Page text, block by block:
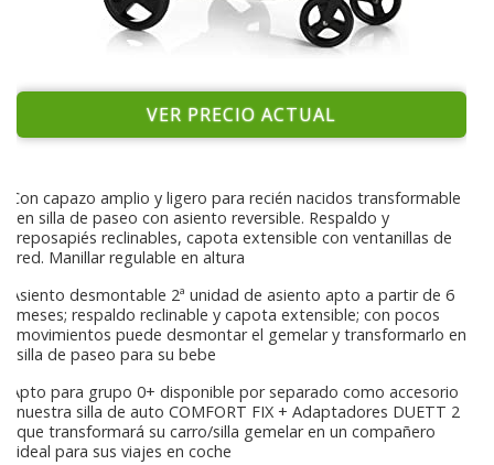
VER PRECIO ACTUAL
Con capazo amplio y ligero para recién nacidos transformable
en silla de paseo con asiento reversible. Respaldo y
reposapiés reclinables, capota extensible con ventanillas de
red. Manillar regulable en altura
Asiento desmontable 2ª unidad de asiento apto a partir de 6
meses; respaldo reclinable y capota extensible; con pocos
movimientos puede desmontar el gemelar y transformarlo en
silla de paseo para su bebe
Apto para grupo 0+ disponible por separado como accesorio
nuestra silla de auto COMFORT FIX + Adaptadores DUETT 2
que transformará su carro/silla gemelar en un compañero
ideal para sus viajes en coche